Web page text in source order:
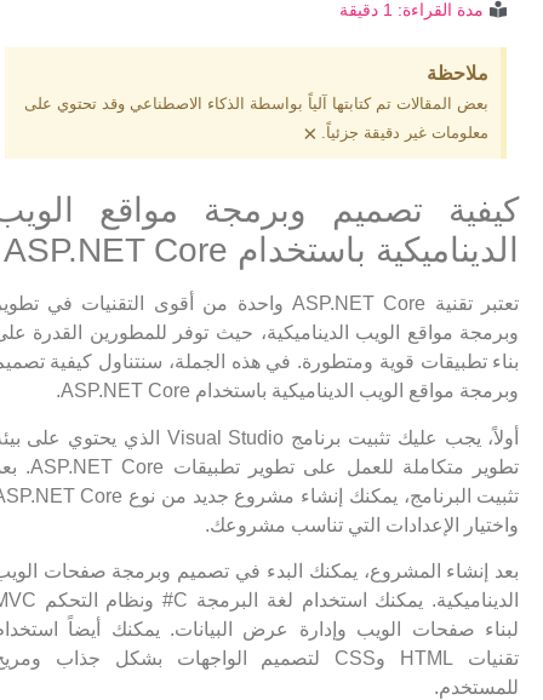
مدة القراءة: 1 دقيقة
ملاحظة
بعض المقالات تم كتابتها آلياً بواسطة الذكاء الاصطناعي وقد تحتوي على
معلومات غير دقيقة جزئياً. ×
كيفية تصميم وبرمجة مواقع الويب
الديناميكية باستخدام ASP.NET Core
تعتبر تقنية ASP.NET Core واحدة من أقوى التقنيات في تطوير
وبرمجة مواقع الويب الديناميكية، حيث توفر للمطورين القدرة على
بناء تطبيقات قوية ومتطورة. في هذه الجملة، سنتناول كيفية تصميم
وبرمجة مواقع الويب الديناميكية باستخدام ASP.NET Core.
أولاً، يجب عليك تثبيت برنامج Visual Studio الذي يحتوي على بيئة
تطوير متكاملة للعمل على تطوير تطبيقات ASP.NET Core. بعد
تثبيت البرنامج، يمكنك إنشاء مشروع جديد من نوع ASP.NET Core
واختيار الإعدادات التي تناسب مشروعك.
بعد إنشاء المشروع، يمكنك البدء في تصميم وبرمجة صفحات الويب
الديناميكية. يمكنك استخدام لغة البرمجة C# ونظام التحكم MVC
لبناء صفحات الويب وإدارة عرض البيانات. يمكنك أيضاً استخدام
تقنيات HTML وCSS لتصميم الواجهات بشكل جذاب ومريح
للمستخدم.